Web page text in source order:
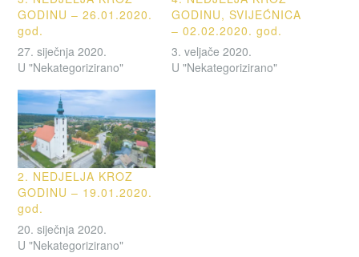
GODINU – 26.01.2020.
god.
27. siječnja 2020.
U "Nekategorizirano"
GODINU, SVIJEĆNICA
– 02.02.2020. god.
3. veljače 2020.
U "Nekategorizirano"
2. NEDJELJA KROZ
GODINU – 19.01.2020.
god.
20. siječnja 2020.
U "Nekategorizirano"